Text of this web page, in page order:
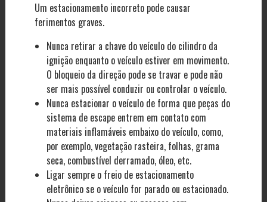
Um estacionamento incorreto pode causar
ferimentos graves.
Nunca retirar a chave do veículo do cilindro da
ignição enquanto o veículo estiver em movimento.
O bloqueio da direção pode se travar e pode não
ser mais possível conduzir ou controlar o veículo.
Nunca estacionar o veículo de forma que peças do
sistema de escape entrem em contato com
materiais inflamáveis embaixo do veículo, como,
por exemplo, vegetação rasteira, folhas, grama
seca, combustível derramado, óleo, etc.
Ligar sempre o freio de estacionamento
eletrônico se o veículo for parado ou estacionado.